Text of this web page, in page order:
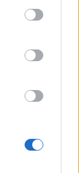
may click to
tags to
Google
a
nem
harmóniát.
receptekről: